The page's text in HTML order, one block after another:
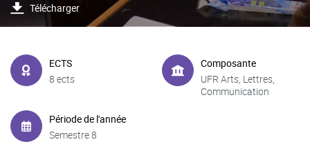
Télécharger
ECTS
8 ects
Composante
UFR Arts, Lettres,
Communication
Période de l'année
Semestre 8